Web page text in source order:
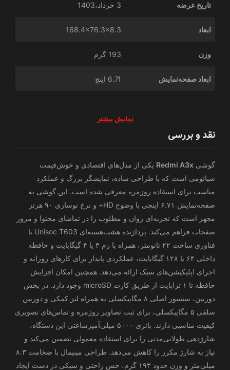
تاریخ عرضه 3 خرداد،1403
ابعاد 168.4x76.3x8.3
وزن 193 گرم
ابعاد صفحه‌نمایش 6.71 اینچ
نمایش بیشتر
نقد و بررسی
گوشی Redmi A3x یکی از مدل‌های اقتصادی و خوش‌قیمت
شیائومی است که با طراحی ساده، نمایشگر بزرگ و عملکرد
مناسب برای استفاده روزمره معرفی شده است. این گوشی به
صفحه‌نمایش ۶.۷۱ اینچی با وضوح HD+ و نرخ نوسازی ۹۰ هرتز
مجهز است که تجربه‌ای روان و مطلوب را در تماشای محتوا و مرور
صفحات فراهم می‌کند. پردازنده هشت‌هسته‌ای Unisoc T603 با
فناوری ساخت ۲۲ نانومتر، همراه با رم ۳ یا ۴ گیگابایت و حافظه
داخلی ۶۴ یا ۱۲۸ گیگابایت، عملکردی پایدار برای کارهای روزانه و
اجرای اپلیکیشن‌های سبک ارائه می‌دهد. همچنین امکان افزایش
حافظه تا ۱ ترابایت از طریق کارت microSD وجود دارد. در بخش
دوربین، سنسور اصلی ۸ مگاپیکسلی به همراه لنز کمکی و دوربین
سلفی ۵ مگاپیکسلی، برای ثبت تصاویر روزمره و تماس‌های تصویری
کیفیت مناسبی دارند. باتری ۵۰۰۰ میلی‌آمپرساعتی این دستگاه،
شارژدهی طولانی‌مدتی را برای استفاده معمولی تضمین می‌کند و
نیاز به شارژ مکرر را کاهش می‌دهد. طراحی مینیمال با ضخامت ۸.۳
میلی‌متر و وزن حدود ۱۹۳ گرم، حس راحتی و سبکی در دست ایجاد